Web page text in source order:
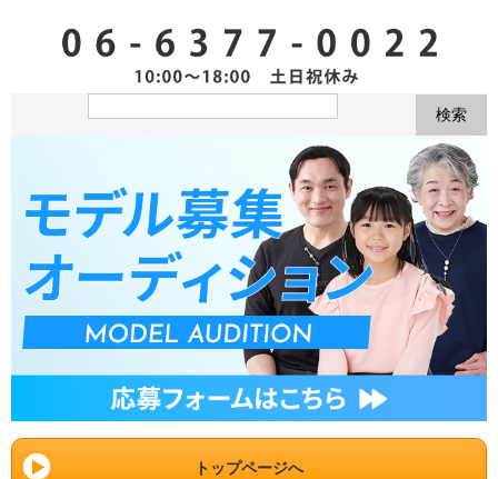
トップページへ